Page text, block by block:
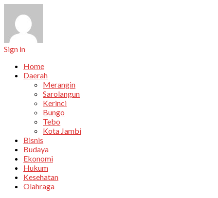
Sign in
Home
Daerah
Merangin
Sarolangun
Kerinci
Bungo
Tebo
Kota Jambi
Bisnis
Budaya
Ekonomi
Hukum
Kesehatan
Olahraga